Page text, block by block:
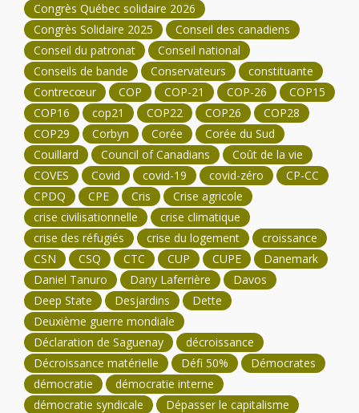
Congrès Québec solidaire 2026
Congrès Solidaire 2025
Conseil des canadiens
Conseil du patronat
Conseil national
Conseils de bande
Conservateurs
constituante
Contrecœur
COP COP-21 COP-26
COP15
COP16
cop21 COP22 COP26
COP28
COP29
Corbyn Corée
Corée du Sud
Couillard
Council of Canadians
Coût de la vie
COVES
Covid covid-19 covid-zéro
CP-CC
CPDQ
CPE Cris
Crise agricole
crise civilisationnelle
crise climatique
crise des réfugiés
crise du logement
croissance
CSN
CSQ CTC CUP CUPE
Danemark
Daniel Tanuro
Dany Laferrière
Davos
Deep State
Desjardins
Dette
Deuxième guerre mondiale
Déclaration de Saguenay
décroissance
Décroissance matérielle
Défi 50%
Démocrates
démocratie
démocratie interne
démocratie syndicale
Dépasser le capitalisme